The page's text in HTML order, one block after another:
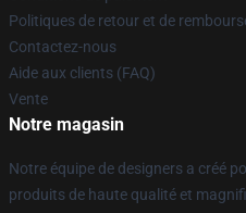
Politiques de retour et de
Contactez-nous
Aide aux clients (FAQ)
Vente
Notre magasin
Notre équipe de designers a créé
produits de haute qualité et